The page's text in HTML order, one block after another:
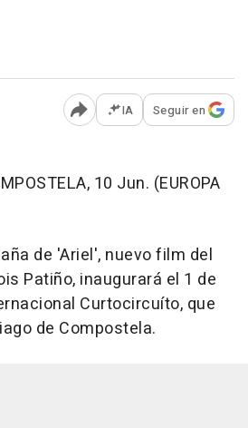
Abrir opciones para
IA Seguir en
10 Jun. (EUROPA
de 'Ariel', nuevo film del
Patiño, inaugurará el 1 de
Curtocircuíto, que
de Compostela.